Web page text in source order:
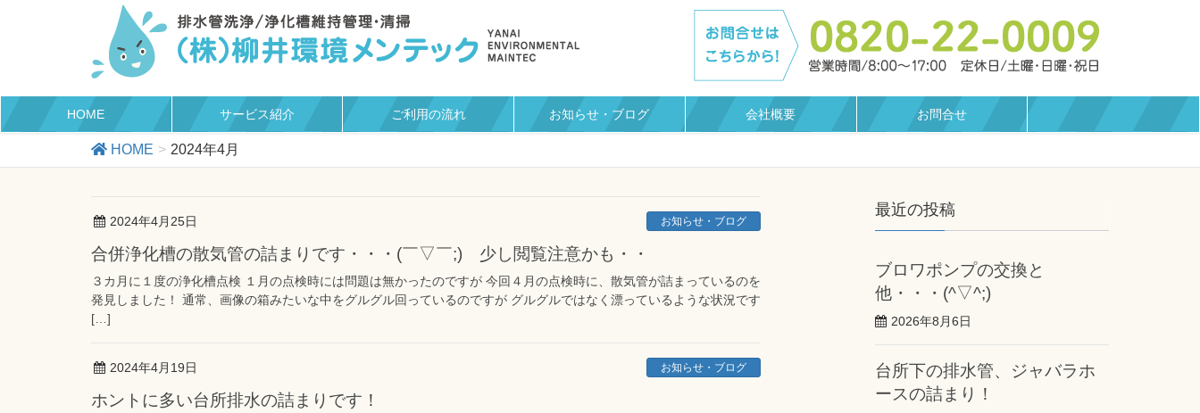
HOME サービス紹介 ご利用の流れ お知らせ・ブログ 会社概要 お問合せ
HOME 2024年4月
2024年4月25日 お知らせ・ブログ
合併浄化槽の散気管の詰まりです・・・(￣▽￣;) 少し閲覧注意かも・・
３カ月に１度の浄化槽点検 １月の点検時には問題は無かったのですが 今回４月の点検時に、散気管が詰まっているのを
発見しました！ 通常、画像の箱みたいな中をグルグル回っているのですが グルグルではなく漂っているような状況です
[…]
2024年4月19日 お知らせ・ブログ
ホントに多い台所排水の詰まりです！
最近の投稿
ブロワポンプの交換と
他・・・(^▽^;)
2026年8月6日
台所下の排水管、ジャバラホ
ースの詰まり！